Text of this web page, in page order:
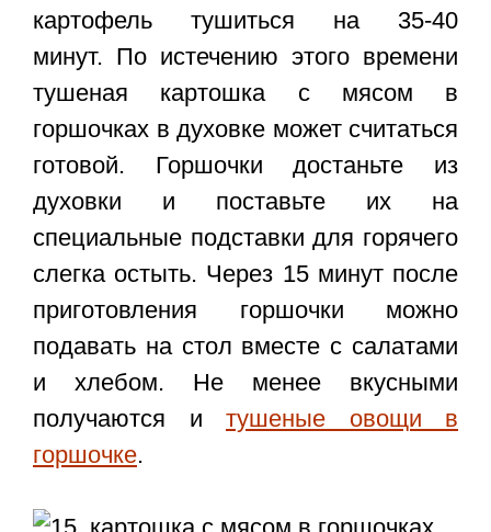
картофель тушиться на 35-40
минут. По истечению этого времени
тушеная картошка с мясом в
горшочках в духовке может считаться
готовой. Горшочки достаньте из
духовки и поставьте их на
специальные подставки для горячего
слегка остыть. Через 15 минут после
приготовления горшочки можно
подавать на стол вместе с салатами
и хлебом. Не менее вкусными
получаются и тушеные овощи в
горшочке.